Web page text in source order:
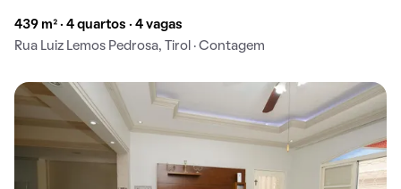
439 m² · 4 quartos · 4 vagas
Rua Luiz Lemos Pedrosa, Tirol · Contagem